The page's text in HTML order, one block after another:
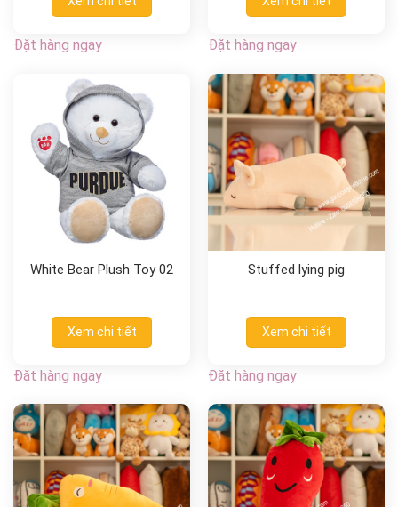
Đặt hàng ngay Đặt hàng ngay
White Bear Plush Toy 02
Xem chi tiết
Đặt hàng ngay
Stuffed lying pig
Xem chi tiết
Đặt hàng ngay